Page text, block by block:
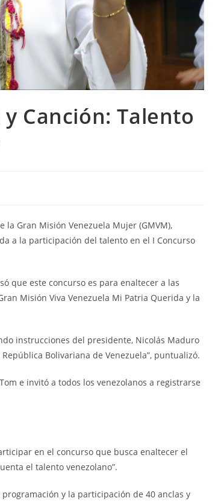
Canción: Talento
la Gran Misión Venezuela Mujer (GMVM),
a la participación del talento en el I Concurso
que este concurso es para enaltecer a las
Misión Viva Venezuela Mi Patria Querida y la
instrucciones del presidente, Nicolás Maduro
Bolivariana de Venezuela”, puntualizó.
e invitó a todos los venezolanos a registrarse
en el concurso que busca enaltecer el
el talento venezolano”.
y la participación de 40 anclas y